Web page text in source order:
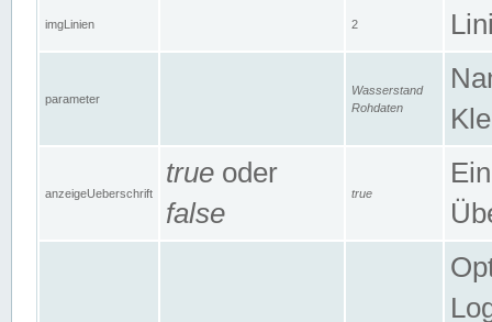
imgLinien 2
parameter
Wasserstand
Rohdaten
anzeigeUeberschrift
true oder
false
true